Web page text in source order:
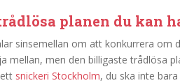
planen du kan
sinsemellan om att konkurrera om
mellan, men den billigaste trådlösa
snickeri Stockholm, du ska inte